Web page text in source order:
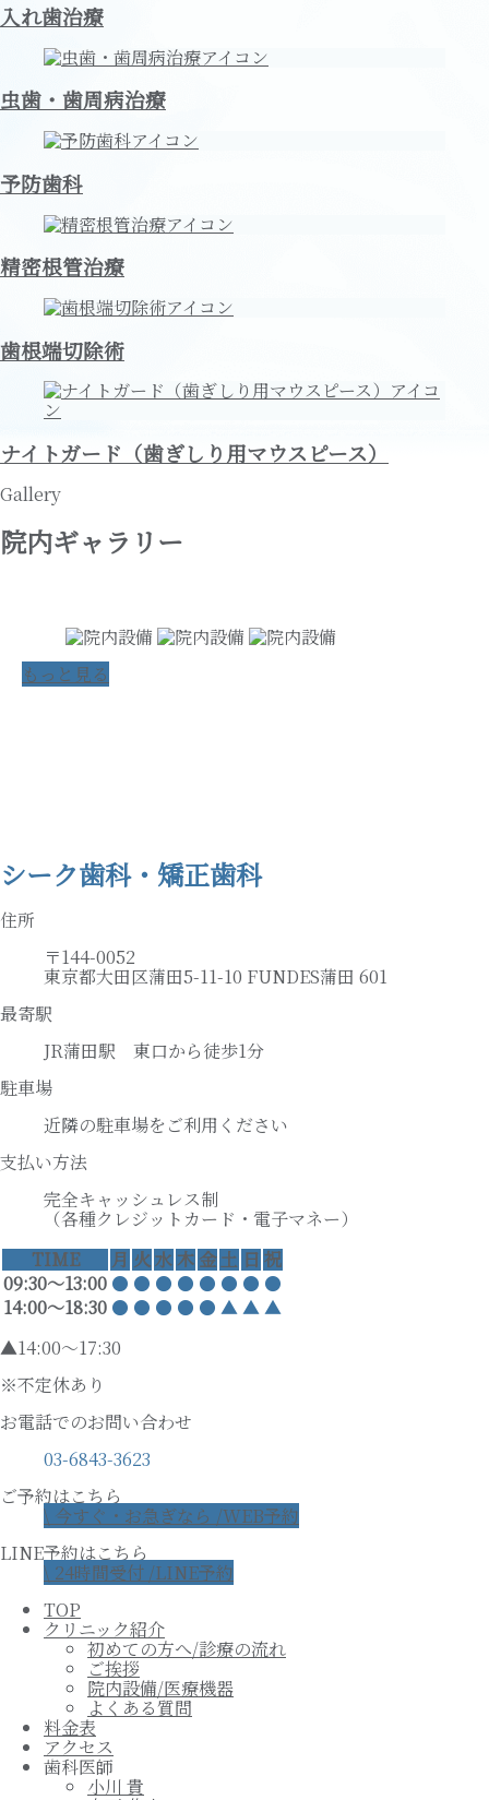
入れ歯治療
虫歯・歯周病治療
予防歯科
精密根管治療
歯根端切除術
ナイトガード（歯ぎしり用マウスピース）
Gallery
院内ギャラリー
もっと見る
シーク歯科・矯正歯科
住所
〒144-0052
東京都大田区蒲田5-11-10 FUNDES蒲田 601
最寄駅
JR蒲田駅 東口から徒歩1分
駐車場
近隣の駐車場をご利用ください
支払い方法
完全キャッシュレス制
（各種クレジットカード・電子マネー）
TIME
月 火 水 木 金 土 日 祝
09:30〜13:00 ● ● ● ● ● ● ● ●
14:00〜18:30 ● ● ● ● ● ▲ ▲ ▲
▲14:00～17:30
※不定休あり
お電話でのお問い合わせ
03-6843-3623
ご予約はこちら
\ 今すぐ・お急ぎなら /WEB予約
LINE予約はこちら
\ 24時間受付 /LINE予約
TOP
クリニック紹介
初めての方へ/診療の流れ
ご挨拶
院内設備/医療機器
よくある質問
料金表
アクセス
歯科医師
小川 貴